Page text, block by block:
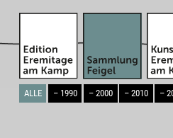
ALLE – 1990 – 2000 – 2010 –